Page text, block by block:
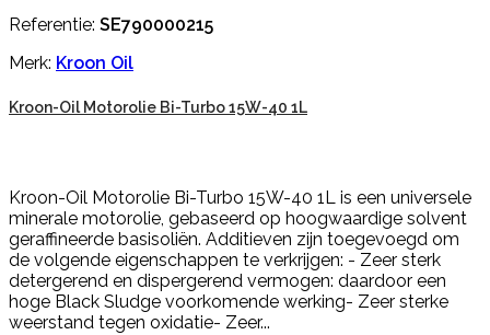
Referentie: SE790000215
Merk: Kroon Oil
Kroon-Oil Motorolie Bi-Turbo 15W-40 1L
Kroon-Oil Motorolie Bi-Turbo 15W-40 1L is een universele
minerale motorolie, gebaseerd op hoogwaardige solvent
geraffineerde basisoliën. Additieven zijn toegevoegd om
de volgende eigenschappen te verkrijgen: - Zeer sterk
detergerend en dispergerend vermogen: daardoor een
hoge Black Sludge voorkomende werking- Zeer sterke
weerstand tegen oxidatie- Zeer...